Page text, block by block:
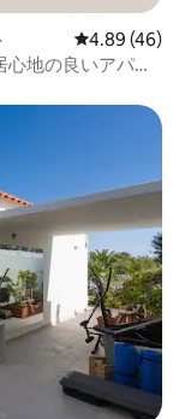
レビュー46
4.89 (46)
地の良いアパー